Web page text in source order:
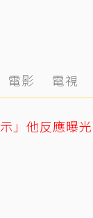
電影 電視
」他反應曝光